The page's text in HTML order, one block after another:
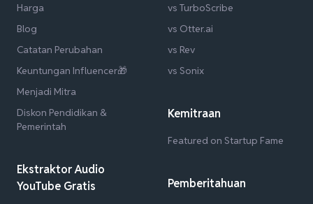
Harga
Blog
Catatan Perubahan
Keuntungan Influencer🎁
Menjadi Mitra
Diskon Pendidikan &
Pemerintah
Ekstraktor Audio
YouTube Gratis
vs TurboScribe
vs Otter.ai
vs Rev
vs Sonix
Kemitraan
Featured on Startup Fame
Pemberitahuan